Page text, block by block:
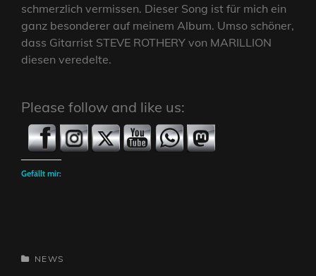
schmerzlich vermissen. Dieser Song ist für mich ein
ganz besonderer auf meinem Album. Umso schöner,
dass Gitarrist STEVE ROTHERY von MARILLION
diesen veredelte.
Please follow and like us:
Gefällt mir:
CATEGORIES
NEWS